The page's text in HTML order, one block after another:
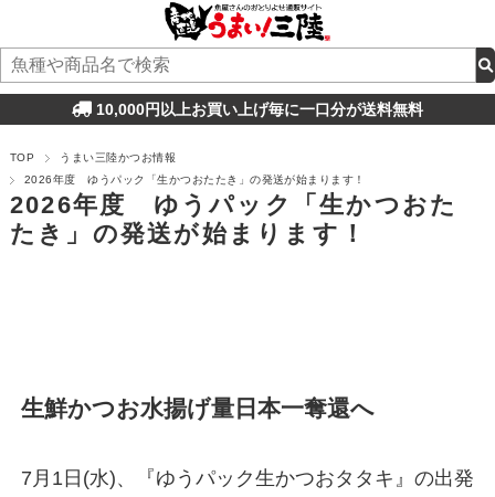
10,000円以上お買い上げ毎に一口分が送料無料
TOP
うまい三陸かつお情報
2026年度 ゆうパック「生かつおたたき」の発送が始まります！
2026年度 ゆうパック「生かつおた
たき」の発送が始まります！
生鮮かつお水揚げ量日本一奪還へ
7月1日(水)、『ゆうパック生かつおタタキ』の出発